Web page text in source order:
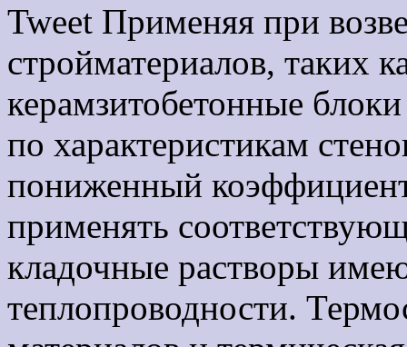
Tweet Применяя при
стройматериалов, таких
керамзитобетонные
по характеристикам
пониженный
применять
кладочные растворы
теплопроводности.